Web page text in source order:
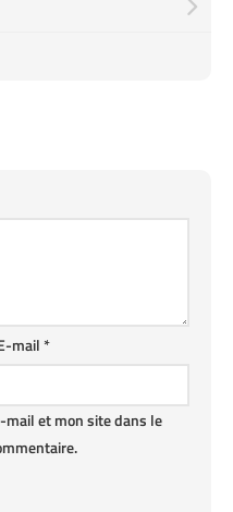
mail*
mail et mon site dans le